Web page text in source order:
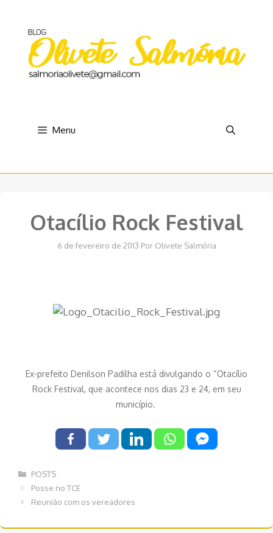
conteúdo
Menu
Otacílio Rock Festival
6 de fevereiro de 2013 Por Olivete Salmória
Ex-prefeito Denilson Padilha está divulgando o “Otacílio
Rock Festival, que acontece nos dias 23 e 24, em seu
município.
Categorias
POSTS
Navegação
Posse no TCE
Reunião com os vereadores